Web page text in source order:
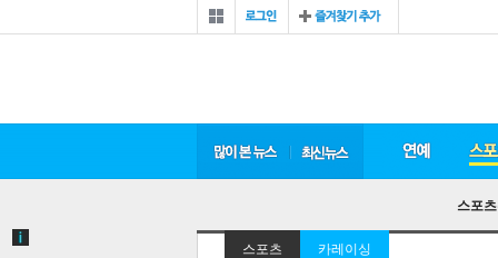
스포
스포츠 카레이싱